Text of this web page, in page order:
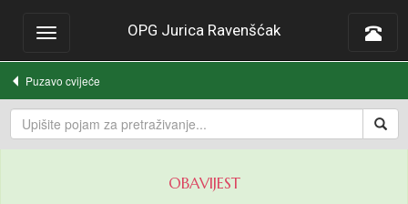
Toggle
OPG Jurica Ravenšćak
Puzavo cvijeće
OBAVIJEST